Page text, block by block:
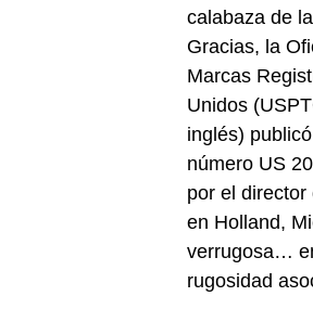
calabaza de
Gracias, la
Marcas
Unidos
inglés)
número US
por el
en Holland,
verrugosa…
rugosidad